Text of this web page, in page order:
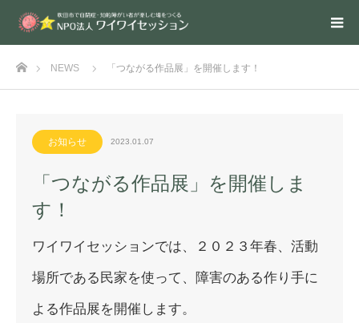
ホームNEWS 「つながる作品展」を開催します！
お知らせ 2023.01.07
「つながる作品展」を開催しま
す！
ワイワイセッションでは、２０２３年春、活動
場所である民家を使って、障害のある作り手に
よる作品展を開催します。